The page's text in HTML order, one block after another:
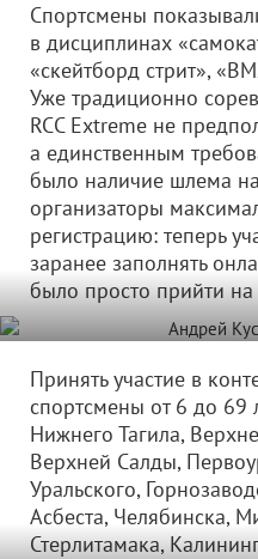
Спортсмены
в дисциплинах
«скейтборд стрит»,
Уже традиционно
RCC Extreme не
а единственным
было наличие шлема
организаторы
регистрацию: теперь
заранее заполнять
было просто прийти
Принять участие в
спортсмены от 6 до 69
Нижнего Тагила,
Верхней Салды,
Уральского,
Асбеста, Челябинска,
Стерлитамака,